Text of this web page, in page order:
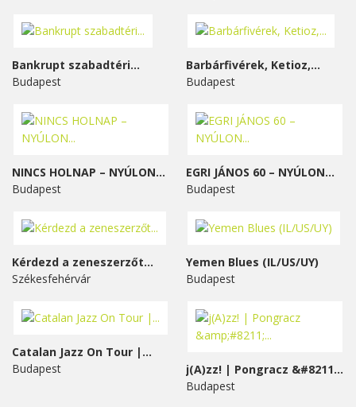
Bankrupt szabadtéri...
Budapest
Barbárfivérek, Ketioz,...
Budapest
NINCS HOLNAP – NYÚLON...
Budapest
EGRI JÁNOS 60 – NYÚLON...
Budapest
Kérdezd a zeneszerzőt...
Székesfehérvár
Yemen Blues (IL/US/UY)
Budapest
Catalan Jazz On Tour |...
Budapest
j(A)zz! | Pongracz &#8211;...
Budapest